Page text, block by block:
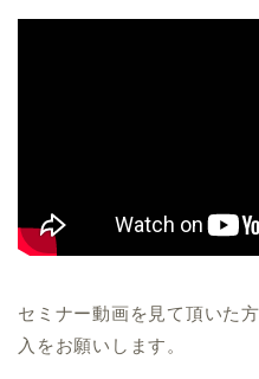
セミナー動画を見て頂いた
入をお願いします。